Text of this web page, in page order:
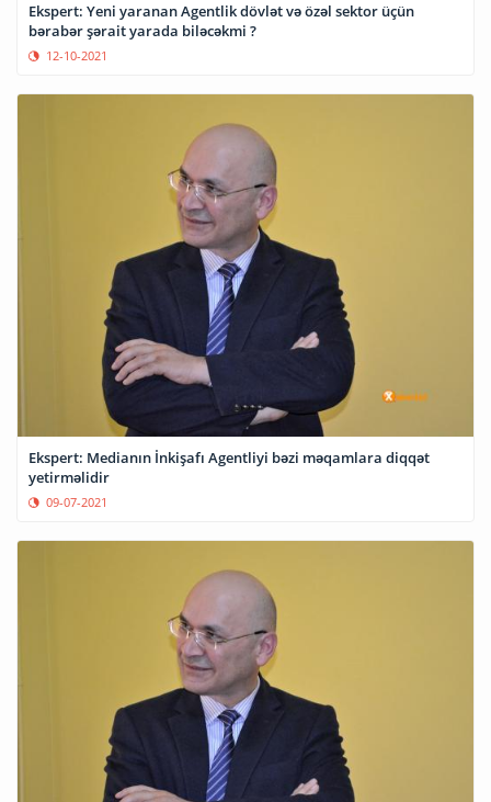
Ekspert: Yeni yaranan Agentlik dövlət və özəl sektor üçün
bərabər şərait yarada biləcəkmi ?
12-10-2021
Ekspert: Medianın İnkişafı Agentliyi bəzi məqamlara diqqət
yetirməlidir
09-07-2021